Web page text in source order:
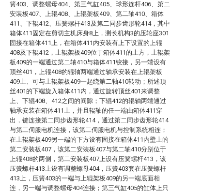
簧403、调整螺母404、第三气缸405、球形连杆406、第二
安装板407、上辊408、上辊架板409、第二轴410、箱体
411、下辊412、压簧螺杆413及第二同步齿形轮414，其中
箱体411固定在剪切主机床身8上，测长机构3的压轮座301
固接在箱体411上，在箱体411内安装有上下设置的上辊
408及下辊412，上辊架板409位于箱体411的上方，上辊架
板409的一端通过第二轴410与箱体411铰接，另一端设有
顶丝401，上辊408的辊轴两端通过轴承安装在上辊架板
409上、可与上辊架板409一起绕第二轴410转动；所述顶
丝401的下端旋入箱体411内，通过旋转顶丝401来调整
上、下辊408、412之间的间隙；下辊412的辊轴两端通过
轴承安装在箱体411上，并且辊轴的任一端由箱体411穿
出，键连接第二同步齿形轮414，通过第二同步齿形轮414
与第二伺服电机连接，该第二伺服电机与控制系统相连；
在上辊架板409另一端的下方设有固接在箱体411内壁上的
第二安装板407，该第二安装板407与第二轴410分别位于
上辊408的两侧，第二安装板407上设有压簧螺杆413，该
压簧螺杆413上设有调整螺母404，压簧403套在压簧螺杆
413上，压簧403的一端与上辊架板409的另一端底面相
连，另一端与调整螺母404连接；第三气缸405的缸体上只